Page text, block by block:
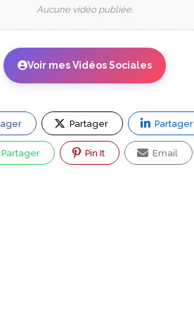
Aucune vidéo publiée.
Voir mes Vidéos Sociales
Partager Partager
Partager Pin It Email